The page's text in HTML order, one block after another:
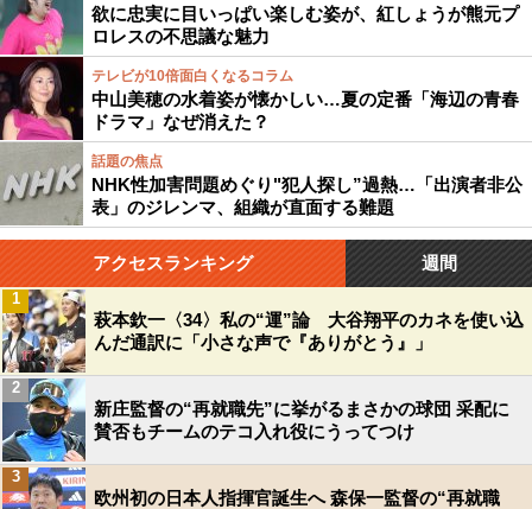
欲に忠実に目いっぱい楽しむ姿が、紅しょうが熊元プ
ロレスの不思議な魅力
テレビが10倍面白くなるコラム
中山美穂の水着姿が懐かしい…夏の定番「海辺の青春
ドラマ」なぜ消えた？
話題の焦点
NHK性加害問題めぐり"犯人探し”過熱…「出演者非公
表」のジレンマ、組織が直面する難題
アクセスランキング 週間
萩本欽一〈34〉私の“運”論 大谷翔平のカネを使い込
んだ通訳に「小さな声で『ありがとう』」
1
新庄監督の“再就職先”に挙がるまさかの球団 采配に
賛否もチームのテコ入れ役にうってつけ
2
欧州初の日本人指揮官誕生へ 森保一監督の“再就職
3